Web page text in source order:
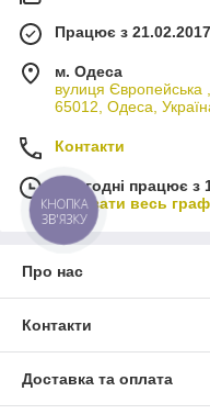
Працює з 21.02.2017
м. Одеса
вулиця Європейська
65012, Одеса,
Контакти
Сьогодні працює з
Показати весь
Про нас
Контакти
Доставка та оплата
КНОПКА
ЗВ'ЯЗКУ